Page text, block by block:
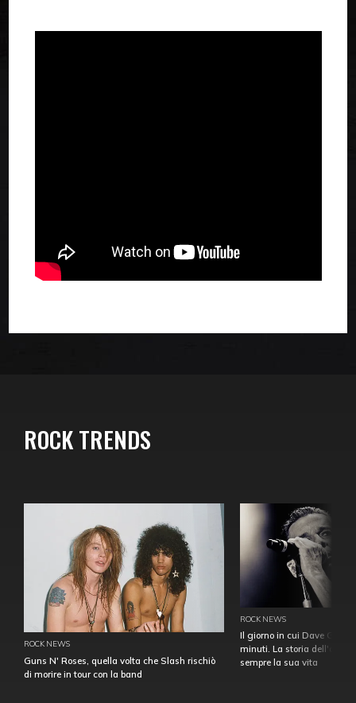
ROCK TRENDS
ROCK NEWS
Guns N' Roses, quella volta che Slash rischiò
di morire in tour con la band
ROCK NEWS
Il giorno in cui Dave
minuti. La storia
sempre la sua vita